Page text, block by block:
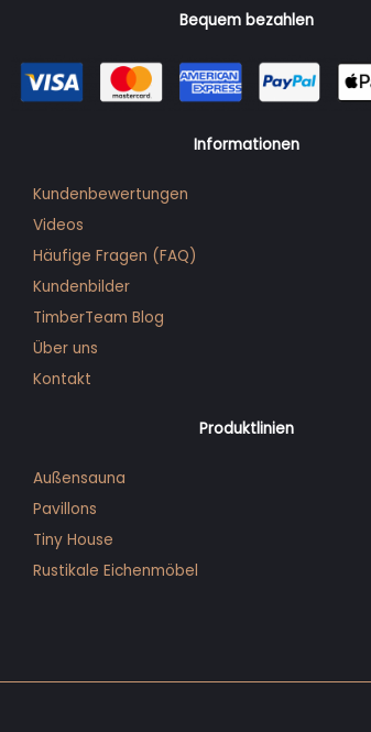
Bequem bezahlen
Informationen
Kundenbewertungen
Videos
Häufige Fragen (FAQ)
Kunden­bilder
TimberTeam Blog
Über uns
Kontakt
Produktlinien
Außensauna
Pavillons
Tiny House
Rustikale Eichenmöbel